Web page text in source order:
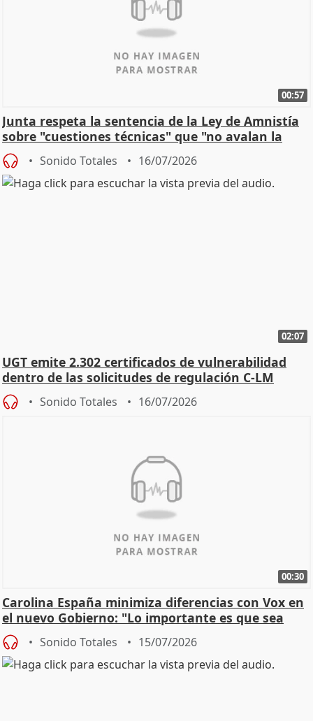
00:57
Junta respeta la sentencia de la Ley de Amnistía
sobre "cuestiones técnicas" que "no avalan la
const
Sonido Totales 16/07/2026
02:07
UGT emite 2.302 certificados de vulnerabilidad
dentro de las solicitudes de regulación C-LM
Sonido Totales 16/07/2026
00:30
Carolina España minimiza diferencias con Vox en
el nuevo Gobierno: "Lo importante es que sea
una leg
Sonido Totales 15/07/2026